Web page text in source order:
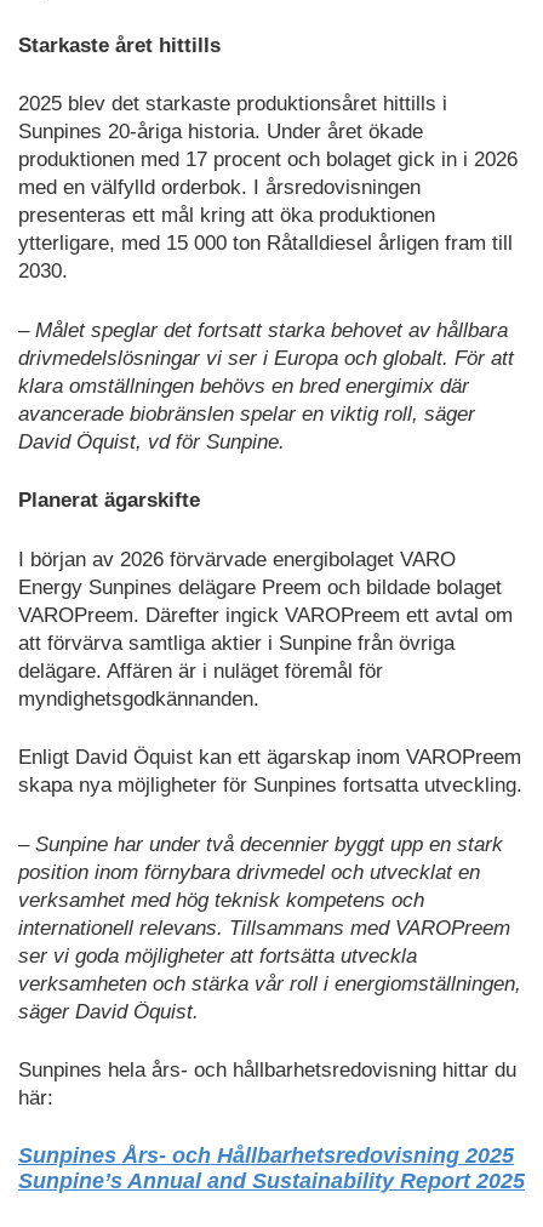
Starkaste året hittills
2025 blev det starkaste produktionsåret hittills i
Sunpines 20-åriga historia. Under året ökade
produktionen med 17 procent och bolaget gick in i 2026
med en välfylld orderbok. I årsredovisningen
presenteras ett mål kring att öka produktionen
ytterligare, med 15 000 ton Råtalldiesel årligen fram till
2030.
– Målet speglar det fortsatt starka behovet av hållbara
drivmedelslösningar vi ser i Europa och globalt. För att
klara omställningen behövs en bred energimix där
avancerade biobränslen spelar en viktig roll, säger
David Öquist, vd för Sunpine.
Planerat ägarskifte
I början av 2026 förvärvade energibolaget VARO
Energy Sunpines delägare Preem och bildade bolaget
VAROPreem. Därefter ingick VAROPreem ett avtal om
att förvärva samtliga aktier i Sunpine från övriga
delägare. Affären är i nuläget föremål för
myndighetsgodkännanden.
Enligt David Öquist kan ett ägarskap inom VAROPreem
skapa nya möjligheter för Sunpines fortsatta utveckling.
– Sunpine har under två decennier byggt upp en stark
position inom förnybara drivmedel och utvecklat en
verksamhet med hög teknisk kompetens och
internationell relevans. Tillsammans med VAROPreem
ser vi goda möjligheter att fortsätta utveckla
verksamheten och stärka vår roll i energiomställningen,
säger David Öquist.
Sunpines hela års- och hållbarhetsredovisning hittar du
här:
Sunpines Års- och Hållbarhetsredovisning 2025
Sunpine’s Annual and Sustainability Report 2025